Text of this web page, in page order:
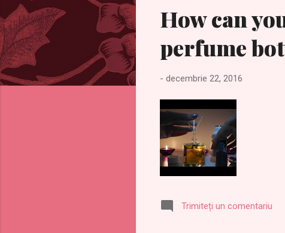
How can
perfume
- decembrie 22, 2016
Trimiteți un comentariu